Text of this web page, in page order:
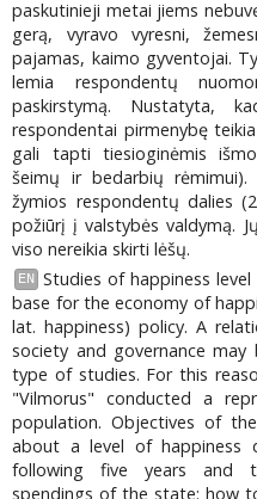
paskutinieji metai jiems
gerą, vyravo vyresni,
pajamas, kaimo gyventojai.
lemia respondentų
paskirstymą. Nustatyta,
respondentai pirmenybę
gali tapti tiesioginėmis
šeimų ir bedarbių
žymios respondentų dalies
požiūrį į valstybės valdymą.
viso nereikia skirti lėšų.
EN
Studies of happiness
base for the economy of
lat. happiness) policy. A
society and governance
type of studies. For this
"Vilmorus" conducted a
population. Objectives of
about a level of happiness
following five years and
spendings of the state: how